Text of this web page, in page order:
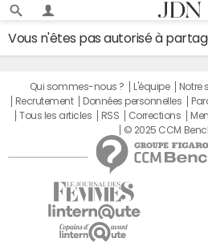
Vous n'êtes pas autorisé à
Qui sommes-nous ? L'équipe Notre
Recrutement
Données personnelles
Tous les articles
RSS Corrections
© 2025 CCM